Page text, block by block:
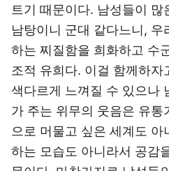
트기 때문이다. 남성들이 많
남탕이니 군대 같다느니, 우
하는 찌질함을 희화하고 수
조적 유희다. 이걸 함께하
색다르게 느껴질 수 있으나
가 주는 위무의 웃음은 유통
으로 머물고 싶은 세계도 아
하는 모습도 아니라서 공감